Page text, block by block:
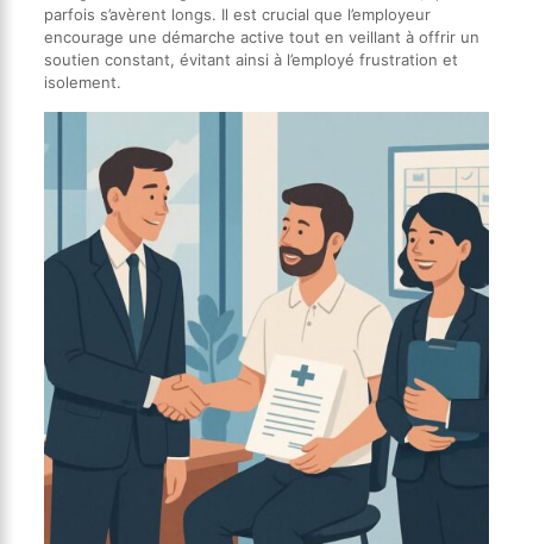
parfois s’avèrent longs. Il est crucial que l’employeur
encourage une démarche active tout en veillant à offrir un
soutien constant, évitant ainsi à l’employé frustration et
isolement.